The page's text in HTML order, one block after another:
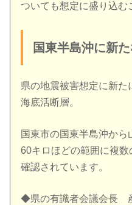
ついても想定に盛り込む
国東半島沖に新
県の地震被害想定に新た
海底活断層。
国東市の国東半島沖から
60キロほどの範囲に複
確認されています。
◆県の有識者会議会長